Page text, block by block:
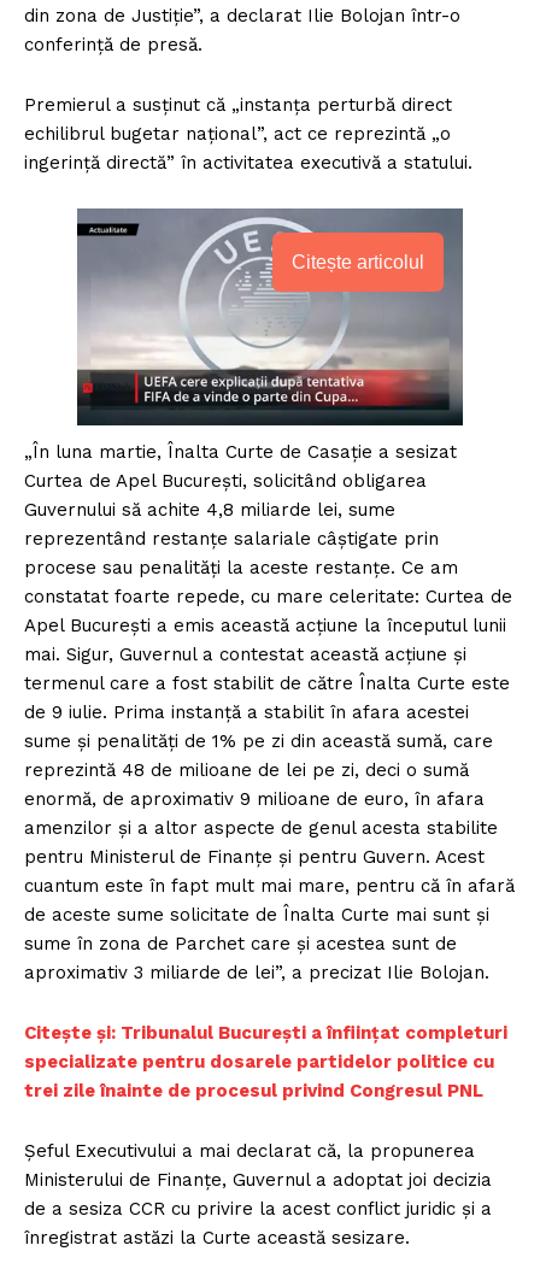
din zona de Justiție”, a declarat Ilie Bolojan într-o
conferință de presă.
Premierul a susținut că „instanța perturbă direct
echilibrul bugetar național”, act ce reprezintă „o
ingerință directă” în activitatea executivă a statului.
Citește articolul
„În luna martie, Înalta Curte de Casație a sesizat
Curtea de Apel București, solicitând obligarea
Guvernului să achite 4,8 miliarde lei, sume
reprezentând restanțe salariale câștigate prin
procese sau penalități la aceste restanțe. Ce am
constatat foarte repede, cu mare celeritate: Curtea de
Apel București a emis această acțiune la începutul lunii
mai. Sigur, Guvernul a contestat această acțiune și
termenul care a fost stabilit de către Înalta Curte este
de 9 iulie. Prima instanță a stabilit în afara acestei
sume și penalități de 1% pe zi din această sumă, care
reprezintă 48 de milioane de lei pe zi, deci o sumă
enormă, de aproximativ 9 milioane de euro, în afara
amenzilor și a altor aspecte de genul acesta stabilite
pentru Ministerul de Finanțe și pentru Guvern. Acest
cuantum este în fapt mult mai mare, pentru că în afară
de aceste sume solicitate de Înalta Curte mai sunt și
sume în zona de Parchet care și acestea sunt de
aproximativ 3 miliarde de lei”, a precizat Ilie Bolojan.
Citește și: Tribunalul București a înființat completuri
specializate pentru dosarele partidelor politice cu
trei zile înainte de procesul privind Congresul PNL
Șeful Executivului a mai declarat că, la propunerea
Ministerului de Finanțe, Guvernul a adoptat joi decizia
de a sesiza CCR cu privire la acest conflict juridic și a
înregistrat astăzi la Curte această sesizare.